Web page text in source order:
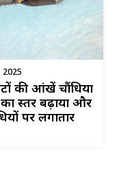
की आंखें चौंधिया
का स्तर बढ़ाया और
पर लगातार